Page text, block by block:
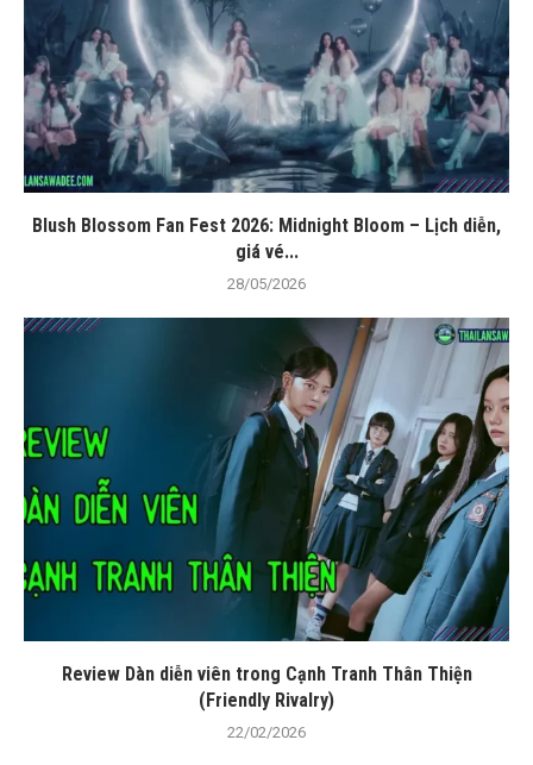
Blush Blossom Fan Fest 2026: Midnight Bloom – Lịch diễn,
giá vé...
28/05/2026
Review Dàn diễn viên trong Cạnh Tranh Thân Thiện
(Friendly Rivalry)
22/02/2026